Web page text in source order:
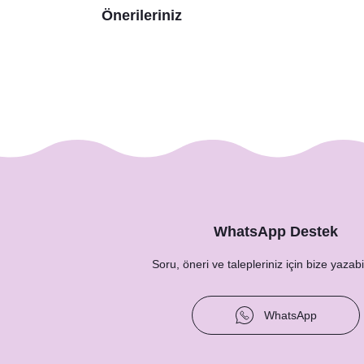
Önerileriniz
WhatsApp Destek
Soru, öneri ve talepleriniz için bize
WhatsApp